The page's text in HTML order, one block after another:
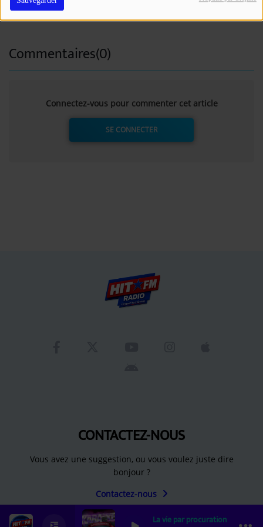
La vie par procuration
Commentaires(0)
Connectez-vous pour commenter cet article
SE CONNECTER
CONTACTEZ-NOUS
Vous avez une suggestion, ou vous voulez juste dire
bonjour ?
Contactez-nous